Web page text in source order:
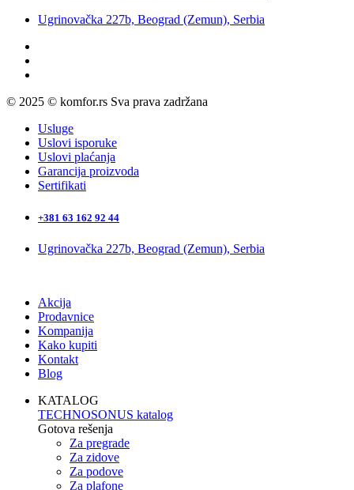
Ugrinovačka 227b, Beograd (Zemun), Serbia
© 2025 © komfor.rs Sva prava zadržana
Usluge
Uslovi isporuke
Uslovi plaćanja
Garancija proizvoda
Sertifikati
+381 63 162 92 44
Ugrinovačka 227b, Beograd (Zemun), Serbia
Akcija
Prodavnice
Kompanija
Kako kupiti
Kontakt
Blog
KATALOG
TECHNOSONUS katalog
Gotova rešenja
Za pregrade
Za zidove
Za podove
Za plafone